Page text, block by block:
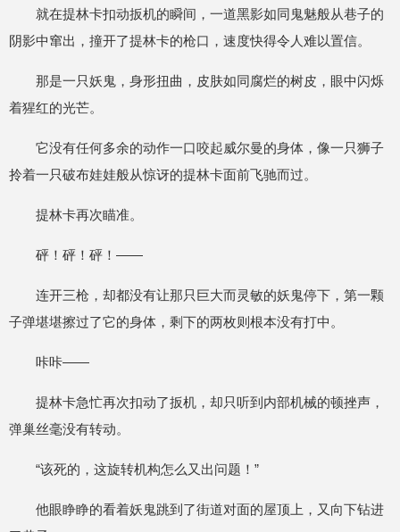
就在提林卡扣动扳机的瞬间，一道黑影如同鬼魅般从巷子的
阴影中窜出，撞开了提林卡的枪口，速度快得令人难以置信。
那是一只妖鬼，身形扭曲，皮肤如同腐烂的树皮，眼中闪烁
着猩红的光芒。
它没有任何多余的动作一口咬起威尔曼的身体，像一只狮子
拎着一只破布娃娃般从惊讶的提林卡面前飞驰而过。
提林卡再次瞄准。
砰！砰！砰！——
连开三枪，却都没有让那只巨大而灵敏的妖鬼停下，第一颗
子弹堪堪擦过了它的身体，剩下的两枚则根本没有打中。
咔咔——
提林卡急忙再次扣动了扳机，却只听到内部机械的顿挫声，
弹巢丝毫没有转动。
“该死的，这旋转机构怎么又出问题！”
他眼睁睁的看着妖鬼跳到了街道对面的屋顶上，又向下钻进